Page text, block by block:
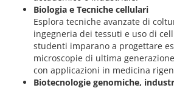
Biologia e Tecniche cellulari
Esplora tecniche avanzate di
ingegneria dei tessuti e uso di
studenti imparano a progettare
microscopie di ultima
con applicazioni in medicina
Biotecnologie genomiche,